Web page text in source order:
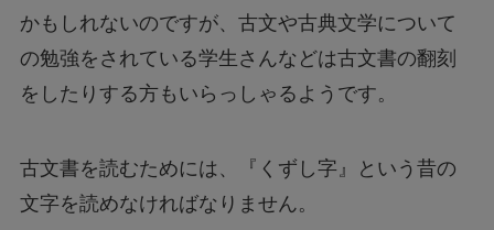
かもしれないのですが、古文や古典文学について
の勉強をされている学生さんなどは古文書の翻刻
をしたりする方もいらっしゃるようです。
古文書を読むためには、『くずし字』という昔の
文字を読めなければなりません。